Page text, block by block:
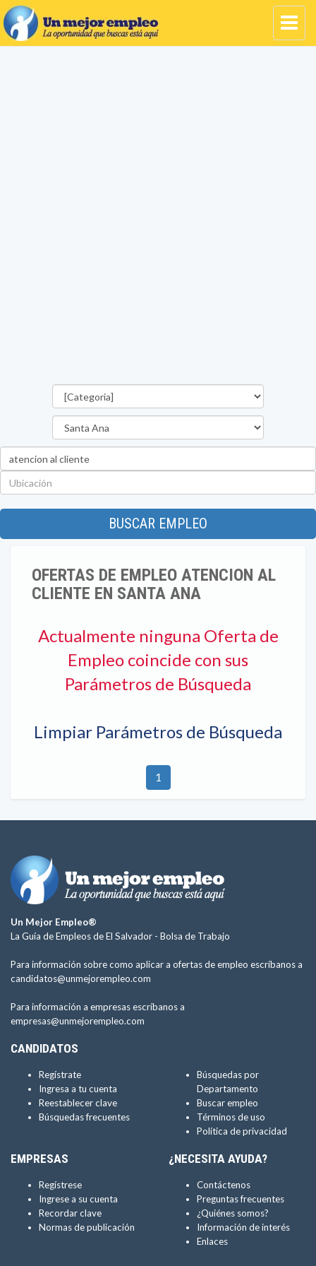
BUSCAR EMPLEO
OFERTAS DE EMPLEO ATENCION AL
CLIENTE EN SANTA ANA
Actualmente ninguna Oferta de
Empleo coincide con sus
Parámetros de Búsqueda
Limpiar Parámetros de Búsqueda
1
Un Mejor Empleo®
La Guía de Empleos de El Salvador - Bolsa de Trabajo
Para información sobre como aplicar a ofertas de empleo escríbanos a
candidatos@unmejorempleo.com
Para información a empresas escríbanos a
empresas@unmejorempleo.com
CANDIDATOS
Regístrate
Ingresa a tu cuenta
Reestablecer clave
Búsquedas frecuentes
Búsquedas por
Departamento
Buscar empleo
Términos de uso
Política de privacidad
EMPRESAS
Regístrese
Ingrese a su cuenta
Recordar clave
Normas de publicación
¿NECESITA AYUDA?
Contáctenos
Preguntas frecuentes
¿Quiénes somos?
Información de interés
Enlaces